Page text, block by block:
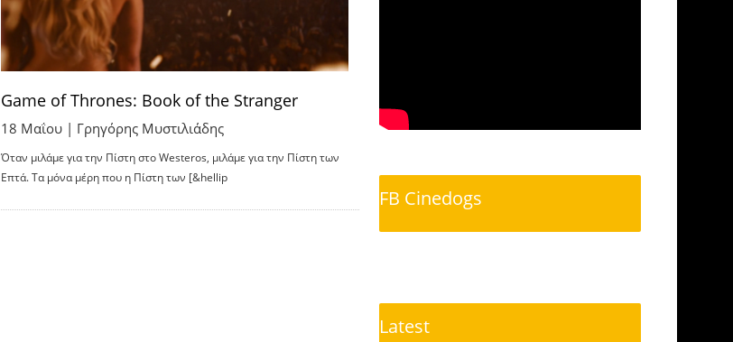
Game of Thrones: Book of the Stranger
18 Μαΐου | Γρηγόρης Μυστιλιάδης
Όταν μιλάμε για την Πίστη στο Westeros, μιλάμε για την Πίστη των
Επτά. Τα μόνα μέρη που η Πίστη των [&hellip
FB Cinedogs
Latest